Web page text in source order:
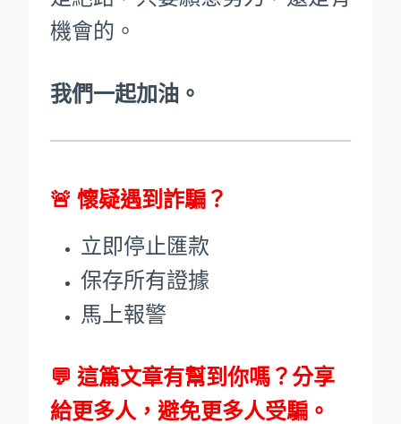
機會的。
我們一起加油。
🚨 懷疑遇到詐騙？
立即停止匯款
保存所有證據
馬上報警
💬 這篇文章有幫到你嗎？分享
給更多人，避免更多人受騙。